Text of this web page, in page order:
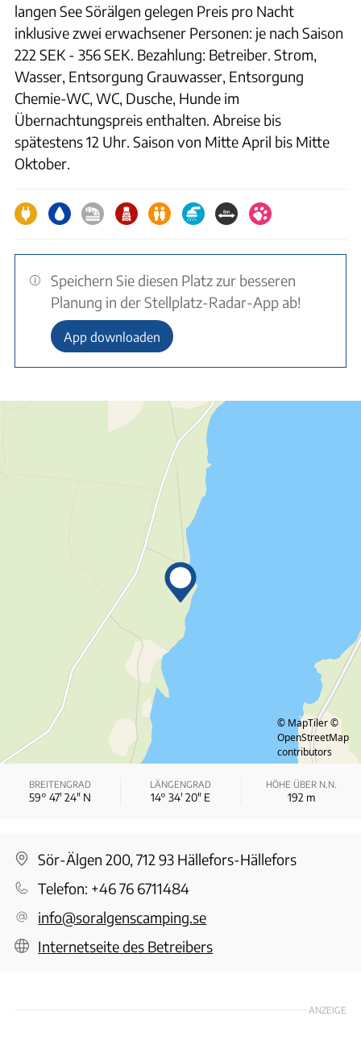
langen See Sörälgen gelegen Preis pro Nacht
inklusive zwei erwachsener Personen: je nach Saison
222 SEK - 356 SEK. Bezahlung: Betreiber. Strom,
Wasser, Entsorgung Grauwasser, Entsorgung
Chemie-WC, WC, Dusche, Hunde im
Übernachtungspreis enthalten. Abreise bis
spätestens 12 Uhr. Saison von Mitte April bis Mitte
Oktober.
Speichern Sie diesen Platz zur besseren
Planung in der Stellplatz-Radar-App ab!
App downloaden
© MapTiler ©
OpenStreetMap
contributors
BREITENGRAD
59° 47′ 24″ N
LÄNGENGRAD
14° 34′ 20″ E
HÖHE ÜBER N.N.
192 m
Sör-Älgen 200, 712 93 Hällefors-Hällefors
Telefon: +46 76 6711484
info@soralgenscamping.se
Internetseite des Betreibers
ANZEIGE